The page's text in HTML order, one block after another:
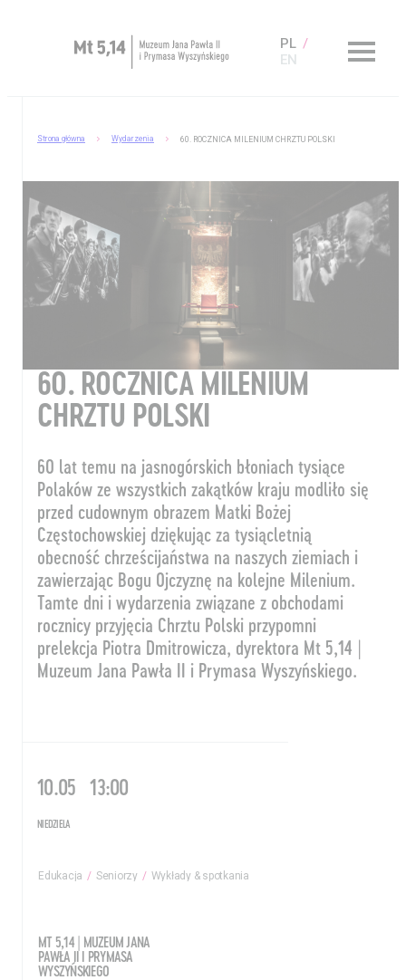
PL
EN
Muzeum dostępne
Kup bilet
Sklep
Strona główna Wydarzenia 60. ROCZNICA MILENIUM CHRZTU POLSKI
60. ROCZNICA MILENIUM
CHRZTU POLSKI
60 lat temu na jasnogórskich błoniach tysiące
Polaków ze wszystkich zakątków kraju modliło się
przed cudownym obrazem Matki Bożej
Częstochowskiej dziękując za tysiącletnią
obecność chrześcijaństwa na naszych ziemiach i
zawierzając Bogu Ojczyznę na kolejne Milenium.
Tamte dni i wydarzenia związane z obchodami
rocznicy przyjęcia Chrztu Polski przypomni
prelekcja Piotra Dmitrowicza, dyrektora Mt 5,14 |
Muzeum Jana Pawła II i Prymasa Wyszyńskiego.
10.05 13:00
NIEDZIELA
Edukacja Seniorzy Wykłady & spotkania
MT 5,14 | MUZEUM JANA
PAWŁA II I PRYMASA
WYSZYŃSKIEGO